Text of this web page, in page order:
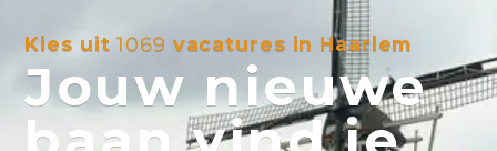
Kies uit1069 vacatures in Haarlem
Jouw nieuwe